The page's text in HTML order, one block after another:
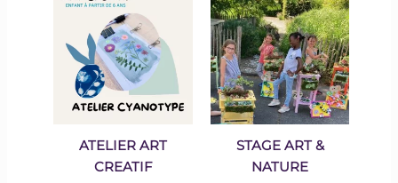
ATELIER ART
CREATIF
STAGE ART &
NATURE